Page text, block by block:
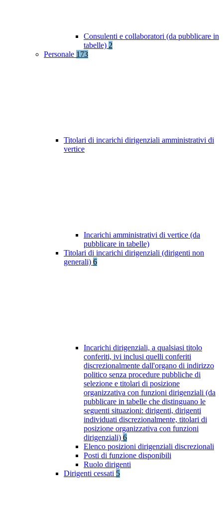
Consulenti e collaboratori (da pubblicare in
tabelle) 2
Personale 173
Titolari di incarichi dirigenziali amministrativi di
vertice
Incarichi amministrativi di vertice (da
pubblicare in tabelle)
Titolari di incarichi dirigenziali (dirigenti non
generali) 6
Incarichi dirigenziali, a qualsiasi titolo
conferiti, ivi inclusi quelli conferiti
discrezionalmente dall'organo di indirizzo
politico senza procedure pubbliche di
selezione e titolari di posizione
organizzativa con funzioni dirigenziali (da
pubblicare in tabelle che distinguano le
seguenti situazioni: dirigenti, dirigenti
individuati discrezionalmente, titolari di
posizione organizzativa con funzioni
dirigenziali) 6
Elenco posizioni dirigenziali discrezionali
Posti di funzione disponibili
Ruolo dirigenti
Dirigenti cessati 5